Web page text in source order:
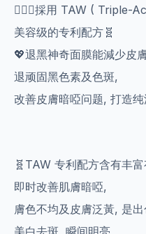
💁🏻‍♀️採用 TAW ( Triple-
美容级的专利配方🧬
💖退黑神奇面膜能減少皮
退顽固黑色素及色斑,
改善皮膚暗啞问题, 打造
🧬TAW 专利配方含有丰
即时改善肌膚暗啞,
膚色不均及皮膚泛黃, 是
美白去斑, 瞬间明亮。